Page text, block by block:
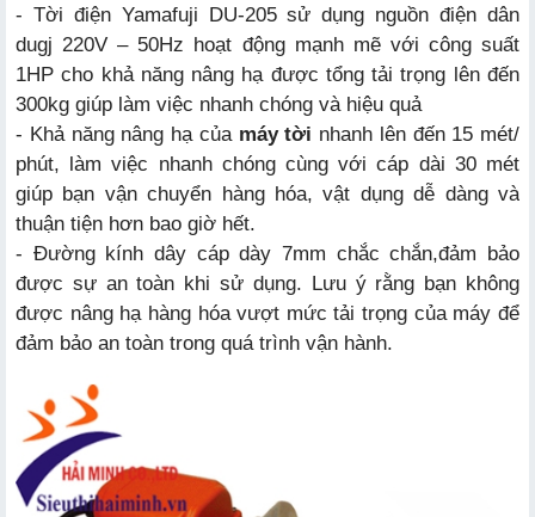
- Tời điện Yamafuji DU-205 sử dụng nguồn điện dân
dugj 220V – 50Hz hoạt động mạnh mẽ với công suất
1HP cho khả năng nâng hạ được tổng tải trọng lên đến
300kg giúp làm việc nhanh chóng và hiệu quả
- Khả năng nâng hạ của máy tời nhanh lên đến 15 mét/
phút, làm việc nhanh chóng cùng với cáp dài 30 mét
giúp bạn vận chuyển hàng hóa, vật dụng dễ dàng và
thuận tiện hơn bao giờ hết.
- Đường kính dây cáp dày 7mm chắc chắn,đảm bảo
được sự an toàn khi sử dụng. Lưu ý rằng bạn không
được nâng hạ hàng hóa vượt mức tải trọng của máy để
đảm bảo an toàn trong quá trình vận hành.